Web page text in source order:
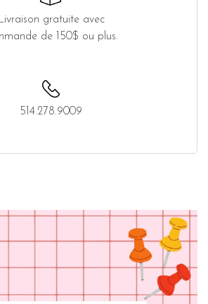
gratuite avec
de 150$ ou plus.
514.278.9009